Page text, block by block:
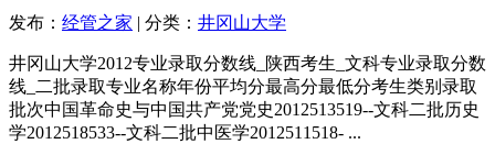
发布： 经管之家 | 分类： 井冈山大学
井冈山大学2012专业录取分数线_陕西考生_文科专业录取分数
线_二批录取专业名称年份平均分最高分最低分考生类别录取
批次中国革命史与中国共产党党史2012513519--文科二批历史
学2012518533--文科二批中医学2012511518- ...